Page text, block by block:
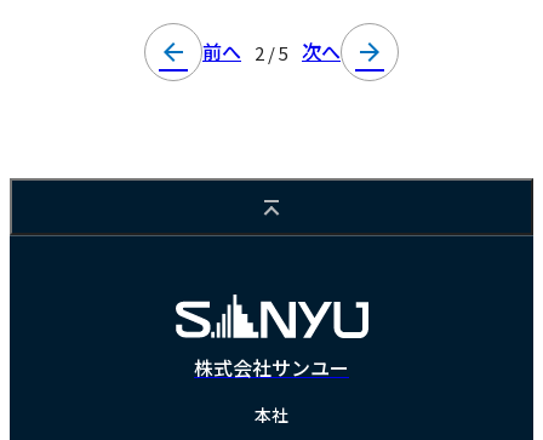
2 / 5
arrow_back 前へ 次へ arrow_forward
株式会社サンユー
本社